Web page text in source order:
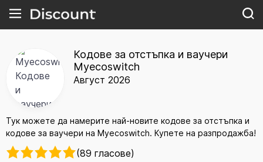
Кодове за отстъпка и ваучери
Myecoswitch
Август 2026
Тук можете да намерите най-новите кодове за отстъпка и
кодове за ваучери на Myecoswitch. Купете на разпродажба!
(89 гласове)